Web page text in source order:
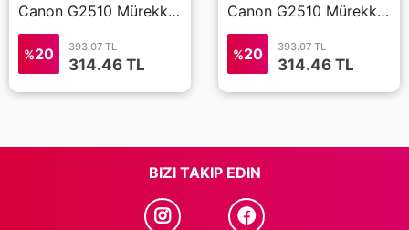
Canon G2510 Mürekkep 4x100 ml (Muadil)
%20 393.07 TL
314.46 TL
Canon G2510 Mürekkep 4x100 ml (Muadil)
%20 393.07 TL
314.46 TL
BIZI TAKIP EDIN